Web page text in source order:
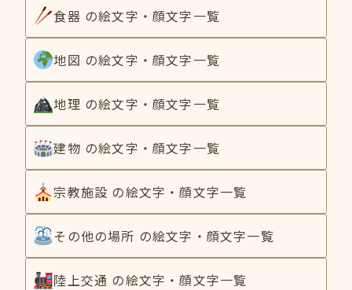
食器 の絵文字・顔文字一覧
地図 の絵文字・顔文字一覧
地理 の絵文字・顔文字一覧
建物 の絵文字・顔文字一覧
宗教施設 の絵文字・顔文字一覧
その他の場所 の絵文字・顔文字一覧
陸上交通 の絵文字・顔文字一覧